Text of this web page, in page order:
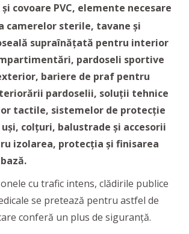
covoare PVC, elemente necesare
camerelor sterile, tavane și
supraînățată pentru interior
pardoseli sportive
bariere de praf pentru
pardoselii, soluții tehnice
tactile, sistemelor de protecție
colțuri, balustrade și accesorii
izolarea, protecția și finisarea
cu trafic intens, clădirile publice
se pretează pentru astfel de
conferă un plus de siguranță.